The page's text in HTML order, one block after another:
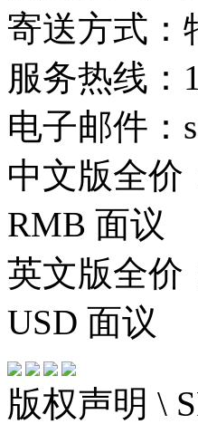
寄送方式：
服务热线：
电子邮件：
中文版全价
RMB 面议
英文版全价
USD 面议
版权声明 \